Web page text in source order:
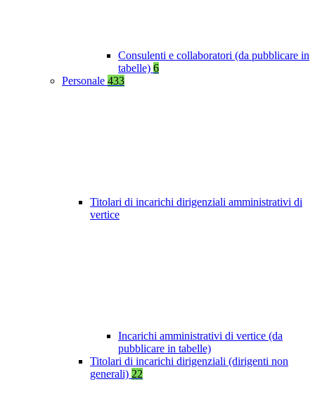
Consulenti e collaboratori (da pubblicare in
tabelle) 6
Personale 433
Titolari di incarichi dirigenziali amministrativi di
vertice
Incarichi amministrativi di vertice (da
pubblicare in tabelle)
Titolari di incarichi dirigenziali (dirigenti non
generali) 22